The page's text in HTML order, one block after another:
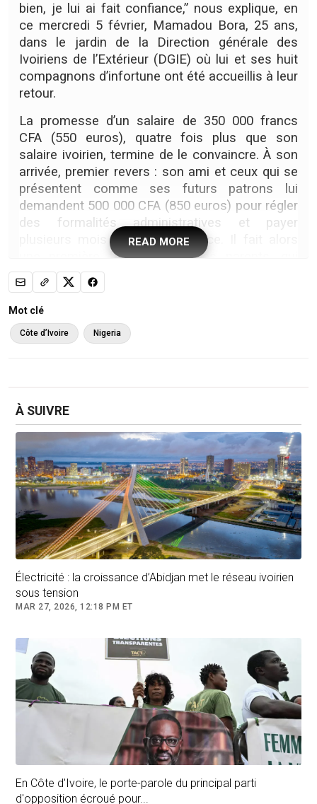
bien, je lui ai fait confiance,” nous explique, en
ce mercredi 5 février, Mamadou Bora, 25 ans,
dans le jardin de la Direction générale des
Ivoiriens de l’Extérieur (DGIE) où lui et ses huit
compagnons d’infortune ont été accueillis à leur
retour.
La promesse d’un salaire de 350 000 francs
CFA (550 euros), quatre fois plus que son
salaire ivoirien, termine de le convaincre. À son
arrivée, premier revers : son ami et ceux qui se
présentent comme ses futurs patrons lui
demandent 500 000 CFA (850 euros) pour régler
des formalités administratives et payer
plusieurs mois de loyer d’avance. Il fait alors
une première fois appel à ses parents, qui
réunissent difficilement la somme.
READ MORE
Mot clé
Côte d’Ivoire Nigeria
À SUIVRE
Électricité : la croissance d’Abidjan met le réseau ivoirien
sous tension
MAR 27, 2026, 12:18 PM ET
En Côte d'Ivoire, le porte-parole du principal parti
d'opposition écroué pour...